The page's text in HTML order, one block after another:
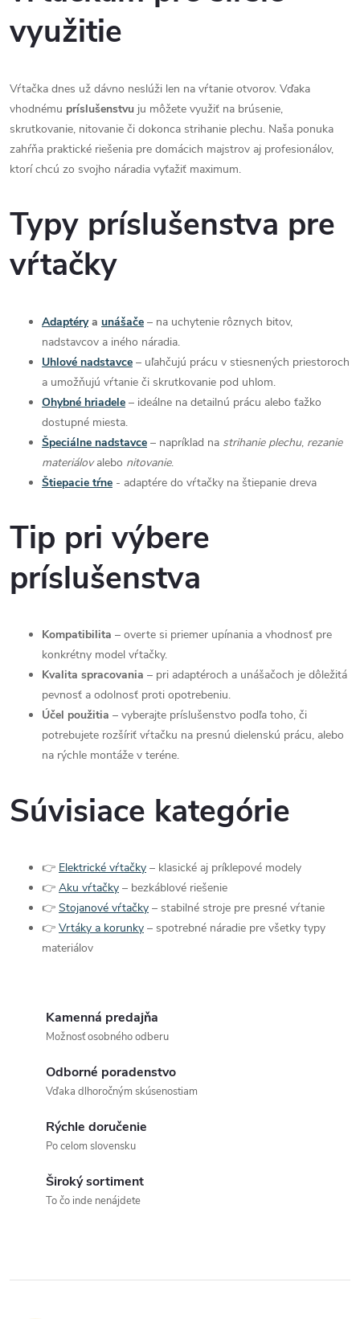
i
p
r
v
y
v
o
v
i
e
využitie
Vŕtačka dnes už dávno neslúži len na vŕtanie otvorov. Vďaka
vhodnému príslušenstvu ju môžete využiť na brúsenie,
skrutkovanie, nitovanie či dokonca strihanie plechu. Naša ponuka
zahŕňa praktické riešenia pre domácich majstrov aj profesionálov,
ktorí chcú zo svojho náradia vyťažiť maximum.
Typy príslušenstva pre
vŕtačky
Adaptérya unášače – na uchytenie rôznych bitov,
nadstavcov a iného náradia.
Uhlové nadstavce – uľahčujú prácu v stiesnených priestoroch
a umožňujú vŕtanie či skrutkovanie pod uhlom.
Ohybné hriadele – ideálne na detailnú prácu alebo ťažko
dostupné miesta.
Špeciálne nadstavce – napríklad na strihanie plechu, rezanie
materiálovalebo nitovanie.
Štiepacie tŕne - adaptére do vŕtačky na štiepanie dreva
Tip pri výbere
príslušenstva
Kompatibilita – overte si priemer upínania a vhodnosť pre
konkrétny model vŕtačky.
Kvalita spracovania – pri adaptéroch a unášačoch je dôležitá
pevnosť a odolnosť proti opotrebeniu.
Účel použitia – vyberajte príslušenstvo podľa toho, či
potrebujete rozšíriť vŕtačku na presnú dielenskú prácu, alebo
na rýchle montáže v teréne.
Súvisiace kategórie
👉 Elektrické vŕtačky – klasické aj príklepové modely
👉 Aku vŕtačky – bezkáblové riešenie
👉 Stojanové vŕtačky – stabilné stroje pre presné vŕtanie
👉 Vrtáky a korunky – spotrebné náradie pre všetky typy
materiálov
Kamenná predajňa
Možnosť osobného odberu
Odborné poradenstvo
Vďaka dlhoročným skúsenostiam
Rýchle doručenie
Po celom slovensku
Široký sortiment
To čo inde nenájdete